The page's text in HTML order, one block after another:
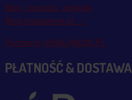
Blog, nowości, artykuły
Blog msalamon.pl →
Partnerzy MSALAMON.PL
PŁATNOŚĆ & DOSTAWA